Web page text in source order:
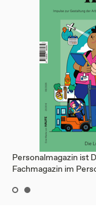
Personalmagazin ist
Fachmagazin im